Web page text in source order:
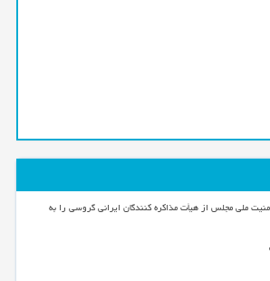
ملی مجلس از هیأت مذاکره کنندگان ایرانی گروسی را به